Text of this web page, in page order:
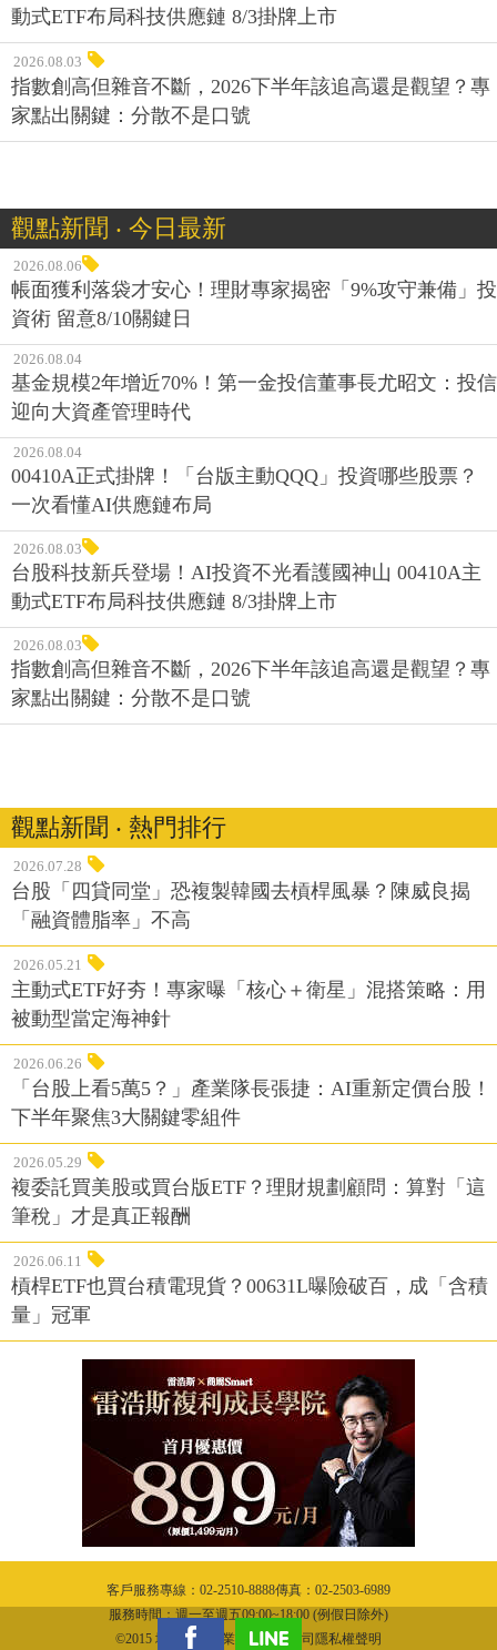
動式ETF布局科技供應鏈 8/3掛牌上市
2026.08.03
指數創高但雜音不斷，2026下半年該追高還是觀望？專
家點出關鍵：分散不是口號
觀點新聞 ‧ 今日最新
2026.08.06
帳面獲利落袋才安心！理財專家揭密「9%攻守兼備」投
資術 留意8/10關鍵日
2026.08.04
基金規模2年增近70%！第一金投信董事長尤昭文：投信
迎向大資產管理時代
2026.08.04
00410A正式掛牌！「台版主動QQQ」投資哪些股票？
一次看懂AI供應鏈布局
2026.08.03
台股科技新兵登場！AI投資不光看護國神山 00410A主
動式ETF布局科技供應鏈 8/3掛牌上市
2026.08.03
指數創高但雜音不斷，2026下半年該追高還是觀望？專
家點出關鍵：分散不是口號
觀點新聞 ‧ 熱門排行
2026.07.28
台股「四貸同堂」恐複製韓國去槓桿風暴？陳威良揭
「融資體脂率」不高
2026.05.21
主動式ETF好夯！專家曝「核心＋衛星」混搭策略：用
被動型當定海神針
2026.06.26
「台股上看5萬5？」產業隊長張捷：AI重新定價台股！
下半年聚焦3大關鍵零組件
2026.05.29
複委託買美股或買台版ETF？理財規劃顧問：算對「這
筆稅」才是真正報酬
2026.06.11
槓桿ETF也買台積電現貨？00631L曝險破百，成「含積
量」冠軍
客戶服務專線：02-2510-8888傳真：02-2503-6989
服務時間：週一至週五09:00~18:00 (例假日除外)
©2015 城邦文化事業股份有限公司隱私權聲明